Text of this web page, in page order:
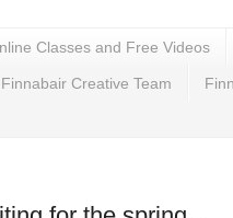
Classes and Free Videos
Finnabair Creative Team